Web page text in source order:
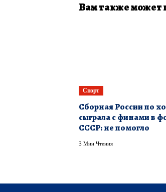
Вам также может
Спорт
Сборная России по
сыграла с финами в
СССР: не помогло
3 Мин Чтения